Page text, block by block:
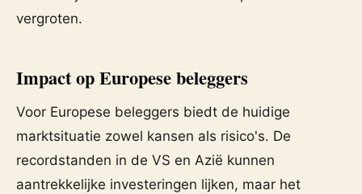
vergroten.
Impact op Europese beleggers
Voor Europese beleggers biedt de huidige
marktsituatie zowel kansen als risico's. De
recordstanden in de VS en Azië kunnen
aantrekkelijke investeringen lijken, maar het